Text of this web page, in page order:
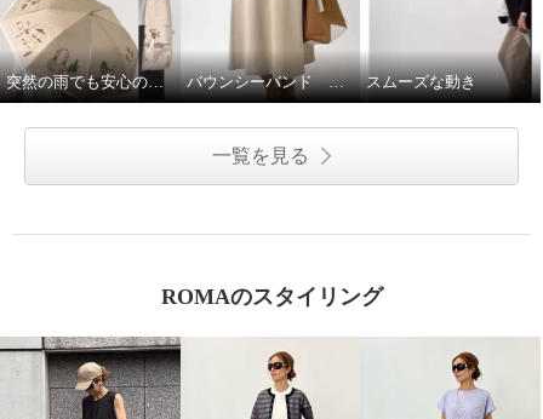
レア ジェム 天然素材のマリア
ージュ フレンチリネンとウール
で 大人の上質カジュアルを シャ
フィラ ＵＶカット・吸水速乾 ド
ローストリング付 パーカー
サックス
突然の雨でも安心の晴雨兼用傘♩ バウンシーバンド ワンピース スムーズな動き
一覧を見る
ROMAのスタイリング